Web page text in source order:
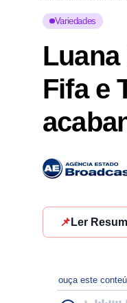
Variedades
Fifa e
📌 Ler
ouça este